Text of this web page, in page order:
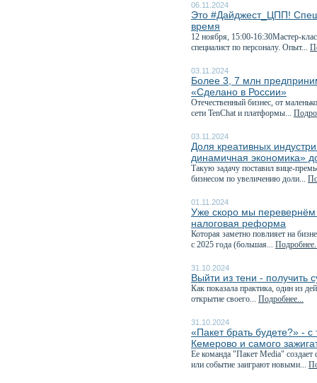
06.11.2024
Это #Дайджест_ЦПП!
время
12 ноября, 15:00-16:30Мастер-
специалист по персоналу. Опыт...
03.11.2024
Более 3, 7 млн
«Сделано в России»
Отечественный бизнес, от
сети TenChat и платформы...
03.11.2024
Доля креативных
динамичная экономика»
Такую задачу поставил вице-
бизнесом по увеличению доли...
01.11.2024
Уже скоро мы перевернём
налоговая реформа
Которая заметно повлияет на
с 2025 года (большая...
31.10.2024
Выйти из тени - получить
Как показала практика, один из
открытие своего... Подробнее...
31.10.2024
«Пакет брать будете?» -
Кемерово и самого
Ее команда "Пакет Media"
или событие заиграют новыми...